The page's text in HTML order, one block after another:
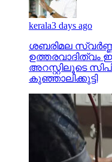
kerala3 days ago
ശബരിമല
ഉത്തരവാദിത്വം
അറസ്റ്റിലൂടെ
കുഞ്ഞാലിക്കുട്ടി